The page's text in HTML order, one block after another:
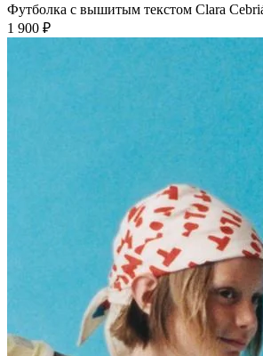
Футболка с вышитым текстом Clara
1 900 ₽